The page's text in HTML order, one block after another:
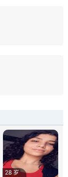
28 岁